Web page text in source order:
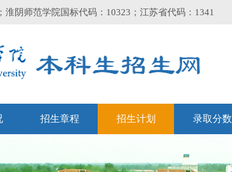
淮阴师范学院国标代码：10323；江苏省代码：1341
招生章程 招生计划 录取分数